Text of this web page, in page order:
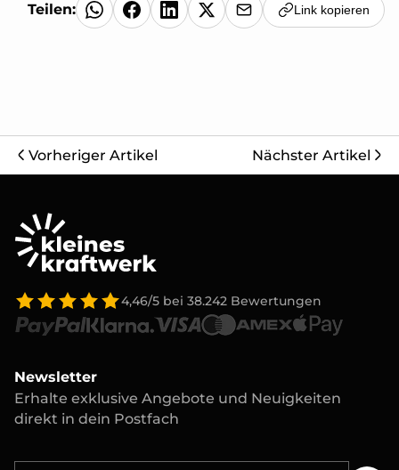
Teilen: Link kopieren
Vorheriger Artikel Nächster Artikel
4,46/5 bei 38.242 Bewertungen
Newsletter
Erhalte exklusive Angebote und Neuigkeiten
direkt in dein Postfach